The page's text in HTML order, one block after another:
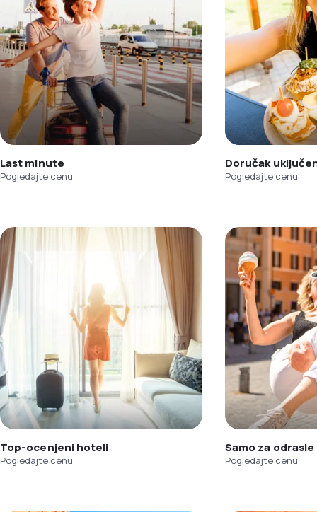
Last minute
Pogledajte cenu
Doručak
Pogledajte cenu
Top-ocenjeni hoteli
Pogledajte cenu
Samo za odrasle
Pogledajte cenu